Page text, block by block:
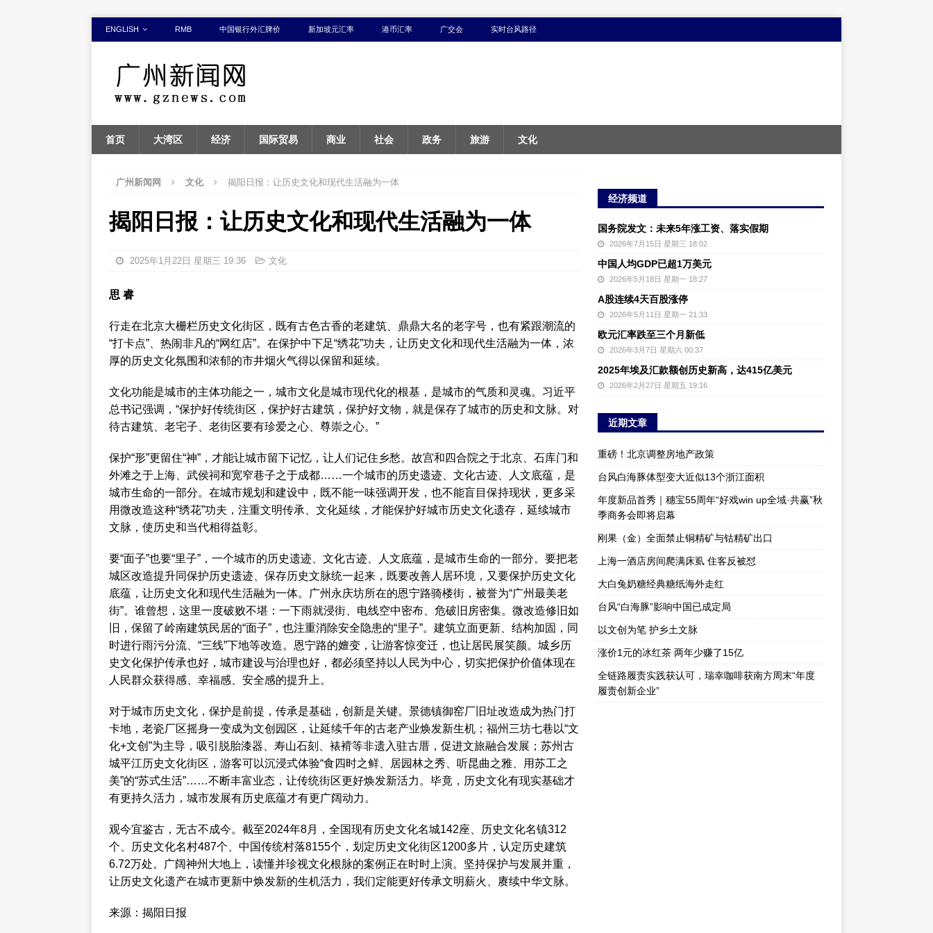
ENGLISH RMB 中国银行外汇牌价 新加坡元汇率 港币汇率 广交会 实时台风路径
首页 大湾区 经济 国际贸易 商业 社会 政务 旅游 文化
广州新闻网 文化 揭阳日报：让历史文化和现代生活融为一体
揭阳日报：让历史文化和现代生活融为一体
2025年1月22日 星期三 19:36 文化
思 睿
行走在北京大栅栏历史文化街区，既有古色古香的老建筑、鼎鼎大名的老字号，也有紧跟潮流的
“打卡点”、热闹非凡的“网红店”。在保护中下足“绣花”功夫，让历史文化和现代生活融为一体，浓
厚的历史文化氛围和浓郁的市井烟火气得以保留和延续。
文化功能是城市的主体功能之一，城市文化是城市现代化的根基，是城市的气质和灵魂。习近平
总书记强调，“保护好传统街区，保护好古建筑，保护好文物，就是保存了城市的历史和文脉。对
待古建筑、老宅子、老街区要有珍爱之心、尊崇之心。”
保护“形”更留住“神”，才能让城市留下记忆，让人们记住乡愁。故宫和四合院之于北京、石库门和
外滩之于上海、武侯祠和宽窄巷子之于成都……一个城市的历史遗迹、文化古迹、人文底蕴，是
城市生命的一部分。在城市规划和建设中，既不能一味强调开发，也不能盲目保持现状，更多采
用微改造这种“绣花”功夫，注重文明传承、文化延续，才能保护好城市历史文化遗存，延续城市
文脉，使历史和当代相得益彰。
要“面子”也要“里子”，一个城市的历史遗迹、文化古迹、人文底蕴，是城市生命的一部分。要把老
城区改造提升同保护历史遗迹、保存历史文脉统一起来，既要改善人居环境，又要保护历史文化
底蕴，让历史文化和现代生活融为一体。广州永庆坊所在的恩宁路骑楼街，被誉为“广州最美老
街”。谁曾想，这里一度破败不堪：一下雨就浸街、电线空中密布、危破旧房密集。微改造修旧如
旧，保留了岭南建筑民居的“面子”，也注重消除安全隐患的“里子”。建筑立面更新、结构加固，同
时进行雨污分流、“三线”下地等改造。恩宁路的嬗变，让游客惊变迁，也让居民展笑颜。城乡历
史文化保护传承也好，城市建设与治理也好，都必须坚持以人民为中心，切实把保护价值体现在
人民群众获得感、幸福感、安全感的提升上。
对于城市历史文化，保护是前提，传承是基础，创新是关键。景德镇御窑厂旧址改造成为热门打
卡地，老瓷厂区摇身一变成为文创园区，让延续千年的古老产业焕发新生机；福州三坊七巷以“文
化+文创”为主导，吸引脱胎漆器、寿山石刻、裱褙等非遗入驻古厝，促进文旅融合发展；苏州古
城平江历史文化街区，游客可以沉浸式体验“食四时之鲜、居园林之秀、听昆曲之雅、用苏工之
美”的“苏式生活”……不断丰富业态，让传统街区更好焕发新活力。毕竟，历史文化有现实基础才
有更持久活力，城市发展有历史底蕴才有更广阔动力。
观今宜鉴古，无古不成今。截至2024年8月，全国现有历史文化名城142座、历史文化名镇312
个、历史文化名村487个、中国传统村落8155个，划定历史文化街区1200多片，认定历史建筑
6.72万处。广阔神州大地上，读懂并珍视文化根脉的案例正在时时上演。坚持保护与发展并重，
让历史文化遗产在城市更新中焕发新的生机活力，我们定能更好传承文明薪火、赓续中华文脉。
来源：揭阳日报
经济频道
国务院发文：未来5年涨工资、落实假期
2026年7月15日 星期三 18:02
中国人均GDP已超1万美元
2026年5月18日 星期一 18:27
A股连续4天百股涨停
2026年5月11日 星期一 21:33
欧元汇率跌至三个月新低
2026年3月7日 星期六 00:37
2025年埃及汇款额创历史新高，达415亿美元
2026年2月27日 星期五 19:16
近期文章
重磅！北京调整房地产政策
台风白海豚体型变大近似13个浙江面积
年度新品首秀｜穗宝55周年“好戏win up全域·共赢”秋
季商务会即将启幕
刚果（金）全面禁止铜精矿与钴精矿出口
上海一酒店房间爬满床虱 住客反被怼
大白兔奶糖经典糖纸海外走红
台风“白海豚”影响中国已成定局
以文创为笔 护乡土文脉
涨价1元的冰红茶 两年少赚了15亿
全链路履责实践获认可，瑞幸咖啡获南方周末“年度
履责创新企业”